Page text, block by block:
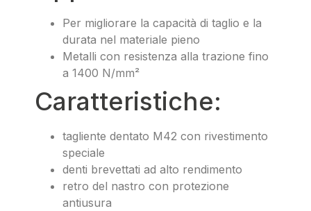
Per migliorare la capacità di taglio e la
durata nel materiale pieno
Metalli con resistenza alla trazione fino
a 1400 N/mm²
Caratteristiche:
tagliente dentato M42 con rivestimento
speciale
denti brevettati ad alto rendimento
retro del nastro con protezione
antiusura